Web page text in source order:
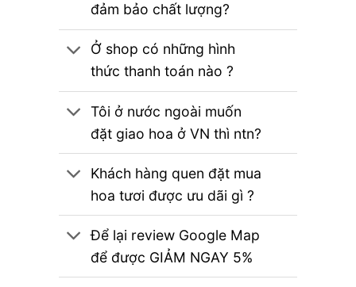
đảm bảo chất lượng?
Ở shop có những hình
thức thanh toán nào ?
Tôi ở nước ngoài muốn
đặt giao hoa ở VN thì ntn?
Khách hàng quen đặt mua
hoa tươi được ưu dãi gì ?
Để lại review Google Map
để được GIẢM NGAY 5%